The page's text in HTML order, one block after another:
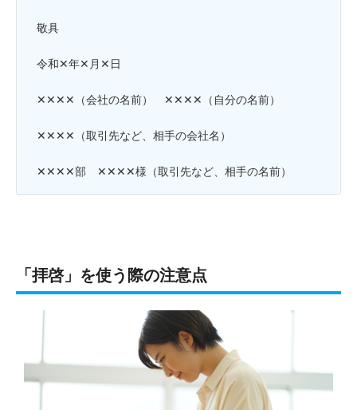
敬具
令和✕年✕月✕日
✕✕✕✕（会社の名前） ✕✕✕✕（自分の名前）
✕✕✕✕（取引先など、相手の会社名）
✕✕✕✕部 ✕✕✕✕様（取引先など、相手の名前）
「拝啓」を使う際の注意点